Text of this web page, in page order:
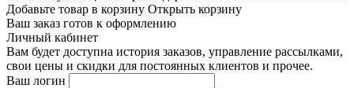
Добавьте товар в корзину Открыть корзину
Ваш заказ готов к оформлению
Личный кабинет
Вам будет доступна история заказов, управление рассылками,
свои цены и скидки для постоянных клиентов и прочее.
Ваш логин